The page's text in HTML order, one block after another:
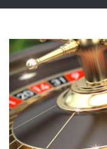
Assistez à nos
Liens utiles
Département
À propos
Nous joindre